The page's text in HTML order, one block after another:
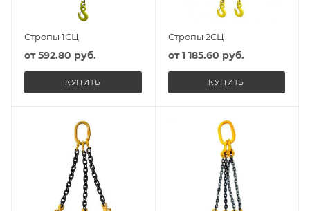
Стропы 1СЦ
от592.80 руб.
КУПИТЬ
Стропы 2СЦ
от1 185.60 руб.
КУПИТЬ